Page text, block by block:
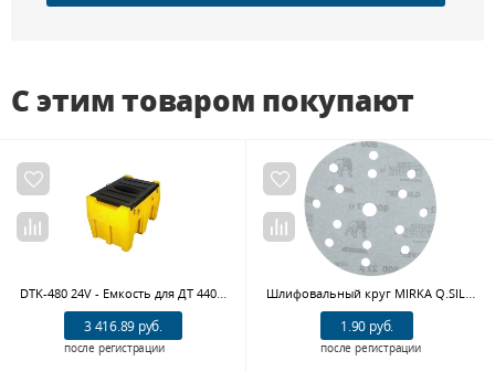
С этим товаром покупают
DTK-480 24V - Емкость для ДТ 440 л электронасос 24В электронный счетчик пистолет-автомат Petropump PP411004
3 416.89 руб.
после регистрации
Шлифовальный круг MIRKA Q.SILVER 3661105081, 150 мм, Р800
1.90 руб.
после регистрации